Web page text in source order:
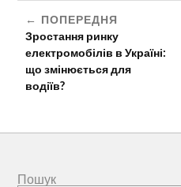
ПОПЕРЕДНЯ
Зростання ринку
електромобілів в Україні:
що змінюється для
водіїв?
Пошук